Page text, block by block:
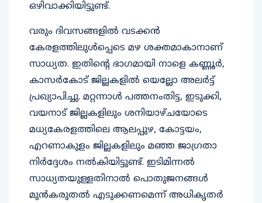
ഒഴിവാക്കിയിട്ടുണ്ട്.
വരും ദിവസങ്ങളിൽ വടക്കൻ
കേരളത്തിലുൾപ്പെടെ മഴ ശക്തമാകാനാണ്
സാധ്യത. ഇതിന്റെ ഭാഗമായി നാളെ കണ്ണൂർ,
കാസർകോട് ജില്ലകളിൽ യെല്ലോ അലർട്ട്
പ്രഖ്യാപിച്ചു. മറ്റന്നാൾ പത്തനംതിട്ട, ഇടുക്കി,
വയനാട് ജില്ലകളിലും ശനിയാഴ്ചയോടെ
മധ്യകേരളത്തിലെ ആലപ്പുഴ, കോട്ടയം,
എറണാകുളം ജില്ലകളിലും മഞ്ഞ ജാഗ്രതാ
നിർദ്ദേശം നൽകിയിട്ടുണ്ട്. ഇടിമിന്നൽ
സാധ്യതയുള്ളതിനാൽ പൊതുജനങ്ങൾ
മുൻകരുതൽ എടുക്കണമെന്ന് അധികൃതർ